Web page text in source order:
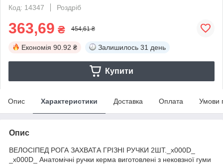
Код: 14347
Роздріб
363,69 ₴ 454,61 ₴
Економія 90.92 ₴ Залишилось 31 день
Купити
Опис Характеристики Доставка Оплата Умови
Опис
ВЕЛОСІПЕД РОГА ЗАХВАТА ГРІЗНІ РУЧКИ 2ШТ._x000D_
_x000D_ Анатомічні ручки керма виготовлені з нековзної гуми